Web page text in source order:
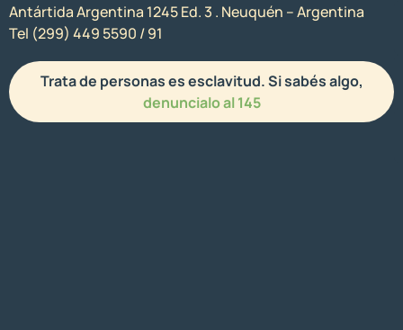
Antártida Argentina 1245 Ed. 3 . Neuquén – Argentina
Tel (299) 449 5590 / 91
Trata de personas es esclavitud. Si sabés algo,
denuncialo al 145